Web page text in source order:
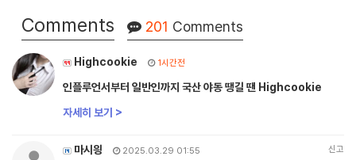
Comments 201 Comments
Highcookie 1시간전
인플루언서부터 일반인까지 국산 야동 땡길 땐 Highcookie
자세히 보기 >
마시읭 2025.03.29 01:55 신고